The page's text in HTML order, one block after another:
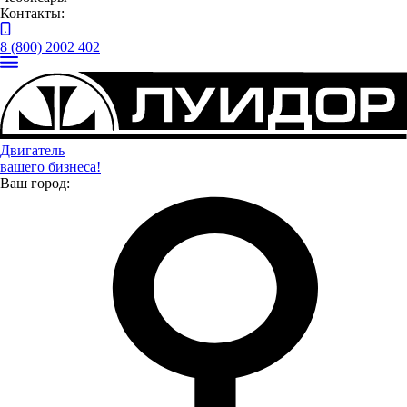
Контакты:
8 (800) 2002 402
Двигатель
вашего бизнеса!
Ваш город:
- высококлассные специалисты
*Скидка до 20% предоставляется только в выходные и
праздничные дни.
Разница скидки варьируется в зависимости
от региона и сервисной станции.
Подробную информацию
уточняйте у менеджеров СТО «Луидор».
Не нашли нужной информации? Оставьте свой
номер, наши менеджеры свяжутся, ответят на
вопросы и расскажут о предложениях.
на обработку своих персональных данных
на направление рекламно-
информационных сообщений